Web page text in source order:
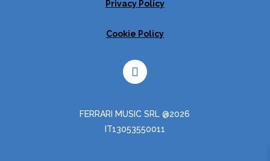
Privacy Policy
Cookie Policy
FERRARI MUSIC SRL @2026
IT13053550011